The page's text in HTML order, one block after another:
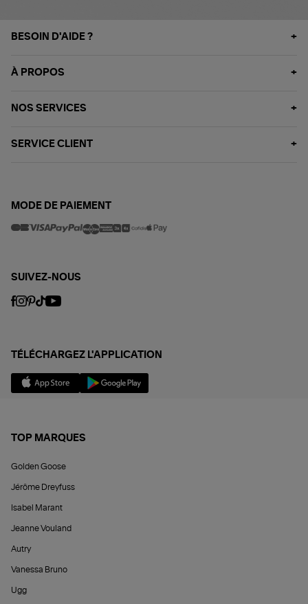
BESOIN D'AIDE ?
À PROPOS
NOS SERVICES
SERVICE CLIENT
MODE DE PAIEMENT
SUIVEZ-NOUS
TÉLÉCHARGEZ L'APPLICATION
TOP MARQUES
Golden Goose
Jérôme Dreyfuss
Isabel Marant
Jeanne Vouland
Autry
Vanessa Bruno
Ugg